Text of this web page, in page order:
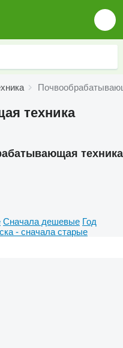
техника
техника
Сначала дешевые Год
- сначала старые